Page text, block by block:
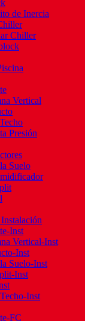
de Inercia
Chiller
Vertical
Presión
Suelo
Inst
Vertical-Inst
Inst
Suelo-Inst
Inst
Inst
FC